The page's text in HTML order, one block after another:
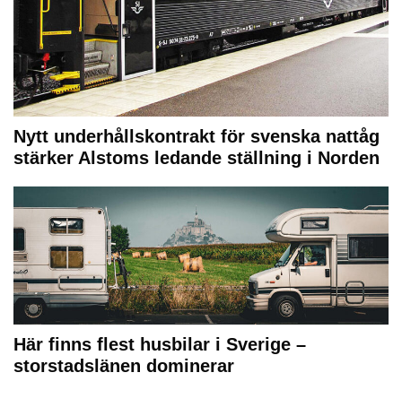
Nytt underhållskontrakt för svenska nattåg
stärker Alstoms ledande ställning i Norden
Här finns flest husbilar i Sverige –
storstadslänen dominerar